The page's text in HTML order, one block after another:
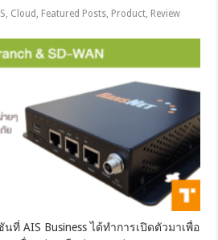
Cloud Featured Posts Product Review
AIS Business ได้ทำการเปิดตัวมาเพื่อ